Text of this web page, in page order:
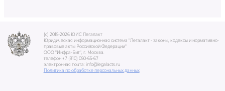
(c) 2015-2026 ЮИС Легалакт
Юридическая информационная система "Легалакт - законы, кодексы и нормативно-
правовые акты Российской Федерации"
ООО "Инфра-Бит", г. Москва.
телефон +7 (910) 050-65-67
электронная почта: info@legalacts.ru
Политика по обработке персональных данных